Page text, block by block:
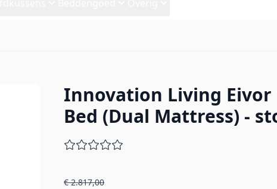
- stof 595
Innovation Living Eivor
Bed (Dual Mattress) -
€ 2.817,00